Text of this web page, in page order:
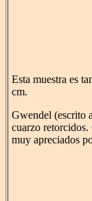
Esta muestra es
cm.
Gwendel (escrito
cuarzo
muy apreciados